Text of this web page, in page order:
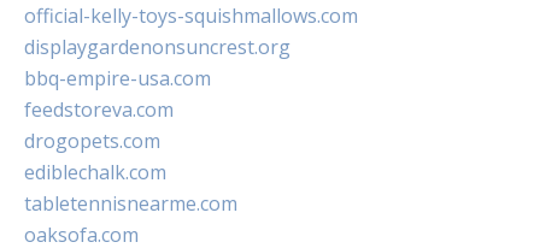
official-kelly-toys-squishmallows.com
displaygardenonsuncrest.org
bbq-empire-usa.com
feedstoreva.com
drogopets.com
ediblechalk.com
tabletennisnearme.com
oaksofa.com